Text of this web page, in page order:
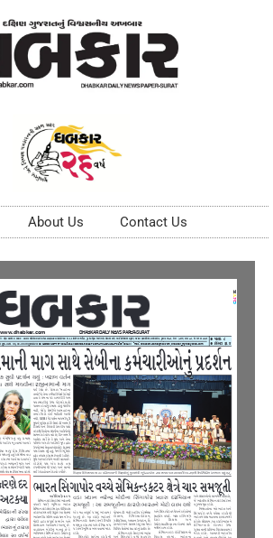
About Us Contact Us